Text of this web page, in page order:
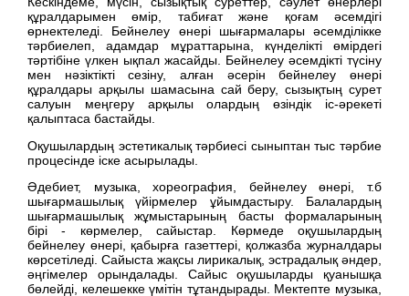
құралдарымен өмір, табиғат және қоғам әсемдігі
өрнектеледі. Бейнелеу өнері шығармалары әсемділікке
тәрбиелеп, адамдар мұраттарына, күнделікті өмірдегі
тәртібіне үлкен ықпал жасайды. Бейнелеу әсемдікті түсіну
мен нәзіктікті сезіну, алған әсерін бейнелеу өнері
құралдары арқылы шамасына сай беру, сызықтың сурет
салуын меңгеру арқылы олардың өзіндік іс-әрекеті
қалыптаса бастайды.
Оқушылардың эстетикалық тәрбиесі сыныптан тыс тәрбие
процесінде іске асырылады.
Әдебиет, музыка, хореография, бейнелеу өнері, т.б
шығармашылық үйірмелер ұйымдастыру. Балалардың
шығармашылық жұмыстарының басты формаларының
бірі - көрмелер, сайыстар. Көрмеде оқушылардың
бейнелеу өнері, қабырға газеттері, қолжазба журналдары
көрсетіледі. Сайыста жақсы лирикалық, эстрадалық әндер,
әңгімелер орындалады. Сайыс оқушыларды қуанышқа
бөлейді, келешекке үмітін тұтандырады. Мектепте музыка,